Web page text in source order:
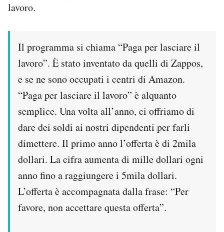
lavoro.
Il programma si chiama “Paga per lasciare il
lavoro”. È stato inventato da quelli di Zappos,
e se ne sono occupati i centri di Amazon.
“Paga per lasciare il lavoro” è alquanto
semplice. Una volta all’anno, ci offriamo di
dare dei soldi ai nostri dipendenti per farli
dimettere. Il primo anno l’offerta è di 2mila
dollari. La cifra aumenta di mille dollari ogni
anno fino a raggiungere i 5mila dollari.
L’offerta è accompagnata dalla frase: “Per
favore, non accettare questa offerta”.